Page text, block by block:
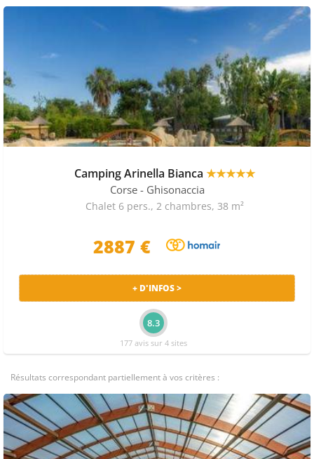
Camping Arinella Bianca ★★★★★
Corse - Ghisonaccia
Chalet 6 pers., 2 chambres, 38 m²
2887 €
+ D'INFOS >
8.3
177 avis sur 4 sites
Résultats correspondant partiellement à vos critères :